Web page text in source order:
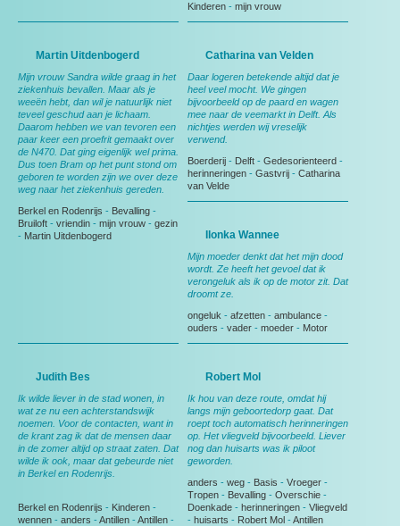
Kinderen - mijn vrouw
Martin Uitdenbogerd
Mijn vrouw Sandra wilde graag in het
ziekenhuis bevallen. Maar als je
weeën hebt, dan wil je natuurlijk niet
teveel geschud aan je lichaam.
Daarom hebben we van tevoren een
paar keer een proefrit gemaakt over
de N470. Dat ging eigenlijk wel prima.
Dus toen Bram op het punt stond om
geboren te worden zijn we over deze
weg naar het ziekenhuis gereden.
Berkel en Rodenrijs - Bevalling -
Bruiloft - vriendin - mijn vrouw - gezin
- Martin Uitdenbogerd
Catharina van Velden
Daar logeren betekende altijd dat je
heel veel mocht. We gingen
bijvoorbeeld op de paard en wagen
mee naar de veemarkt in Delft. Als
nichtjes werden wij vreselijk
verwend.
Boerderij - Delft - Gedesorienteerd -
herinneringen - Gastvrij - Catharina
van Velde
Ilonka Wannee
Mijn moeder denkt dat het mijn dood
wordt. Ze heeft het gevoel dat ik
verongeluk als ik op de motor zit. Dat
droomt ze.
ongeluk - afzetten - ambulance -
ouders - vader - moeder - Motor
Judith Bes
Ik wilde liever in de stad wonen, in
wat ze nu een achterstandswijk
noemen. Voor de contacten, want in
de krant zag ik dat de mensen daar
in de zomer altijd op straat zaten. Dat
wilde ik ook, maar dat gebeurde niet
in Berkel en Rodenrijs.
Berkel en Rodenrijs - Kinderen -
wennen - anders -Antillen -Antillen -
Robert Mol
Ik hou van deze route, omdat hij
langs mijn geboortedorp gaat. Dat
roept toch automatisch herinneringen
op. Het vliegveld bijvoorbeeld. Liever
nog dan huisarts was ik piloot
geworden.
anders - weg - Basis - Vroeger -
Tropen - Bevalling - Overschie -
Doenkade - herinneringen - Vliegveld
- huisarts - Robert Mol -Antillen